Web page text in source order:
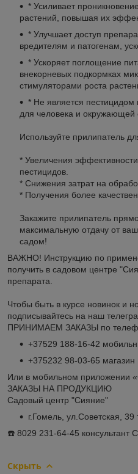
* Усиливает
растений, повышая их
* Улучшает доступ
вредителям и патогенам,
* Ускоряет поглощение
внекорневых подкормках
стимуляторами роста
* Не является пестицидом
для человека и окружающей
Используйте прилипатель
* Увеличения
пестицидов.
* Снижения затрат на
* Получения более
Закажите прилипатель
максимальную отдачу от
садом!
ВАЖНО! Инструкцию по
получить в садовом центре
препарата.
Чтобы быть в курсе новинок и
подписывайтесь на наш
ПРИНИМАЕМ ЗАКАЗЫ по
+37529 188-16-42
+375232 98-03-65 магазин
Или в мобильном приложении
ЗАКАЗЫ НА ПРОДУКЦИЮ
Садовый центр "Сияние"
г.Гомель, ул.Советская,
☎️ 8029 231-64-45 консультант
Скрыть